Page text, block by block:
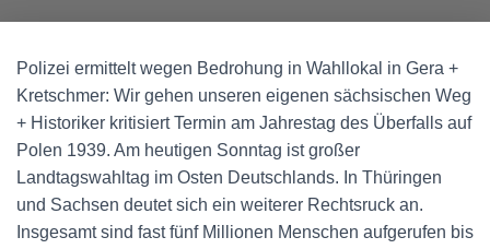
Polizei ermittelt wegen Bedrohung in Wahllokal in Gera +
Kretschmer: Wir gehen unseren eigenen sächsischen Weg
+ Historiker kritisiert Termin am Jahrestag des Überfalls auf
Polen 1939. Am heutigen Sonntag ist großer
Landtagswahltag im Osten Deutschlands. In Thüringen
und Sachsen deutet sich ein weiterer Rechtsruck an.
Insgesamt sind fast fünf Millionen Menschen aufgerufen bis